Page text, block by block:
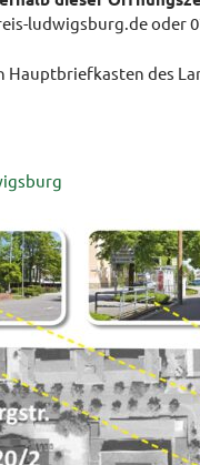
ludwigsburg.de oder
Hauptbriefkasten des